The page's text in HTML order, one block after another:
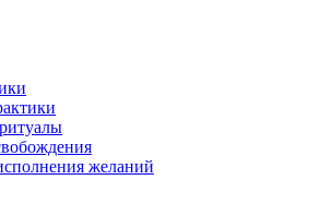
желаний